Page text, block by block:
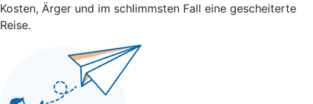
Kosten, Ärger und im schlimmsten Fall eine gescheiterte
Reise.